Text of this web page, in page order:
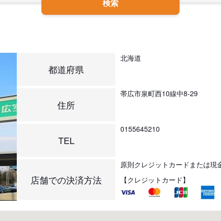
検索
都道府県
北海道
住所
帯広市泉町西10線中8-29
TEL
0155645210
店舗での決済方法
原則クレジットカードまたは現
【クレジットカード】